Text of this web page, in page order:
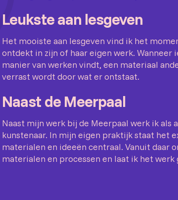
Leukste aan lesgeven
Het mooiste aan lesgeven vind ik het
ontdekt in zijn of haar eigen werk. Wanneer
manier van werken vindt, een materiaal
verrast wordt door wat er ontstaat.
Naast de Meerpaal
Naast mijn werk bij de Meerpaal werk ik als
kunstenaar. In mijn eigen praktijk staat het
materialen en ideeën centraal. Vanuit daar
materialen en processen en laat ik het werk